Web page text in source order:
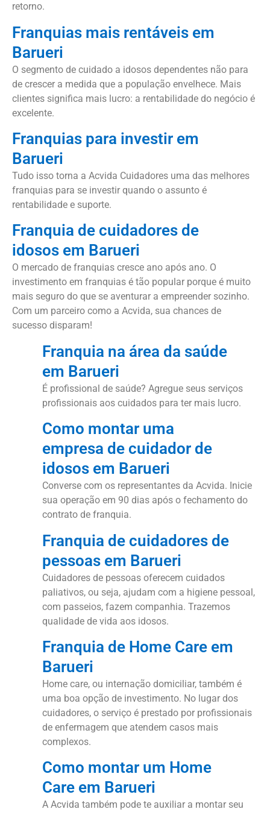
retorno.
Franquias mais rentáveis em
Barueri
O segmento de cuidado a idosos dependentes não para
de crescer a medida que a população envelhece. Mais
clientes significa mais lucro: a rentabilidade do negócio é
excelente.
Franquias para investir em
Barueri
Tudo isso torna a Acvida Cuidadores uma das melhores
franquias para se investir quando o assunto é
rentabilidade e suporte.
Franquia de cuidadores de
idosos em Barueri
O mercado de franquias cresce ano após ano. O
investimento em franquias é tão popular porque é muito
mais seguro do que se aventurar a empreender sozinho.
Com um parceiro como a Acvida, sua chances de
sucesso disparam!
Franquia na área da saúde
em Barueri
É profissional de saúde? Agregue seus serviços
profissionais aos cuidados para ter mais lucro.
Como montar uma
empresa de cuidador de
idosos em Barueri
Converse com os representantes da Acvida. Inicie
sua operação em 90 dias após o fechamento do
contrato de franquia.
Franquia de cuidadores de
pessoas em Barueri
Cuidadores de pessoas oferecem cuidados
paliativos, ou seja, ajudam com a higiene pessoal,
com passeios, fazem companhia. Trazemos
qualidade de vida aos idosos.
Franquia de Home Care em
Barueri
Home care, ou internação domiciliar, também é
uma boa opção de investimento. No lugar dos
cuidadores, o serviço é prestado por profissionais
de enfermagem que atendem casos mais
complexos.
Como montar um Home
Care em Barueri
A Acvida também pode te auxiliar a montar seu